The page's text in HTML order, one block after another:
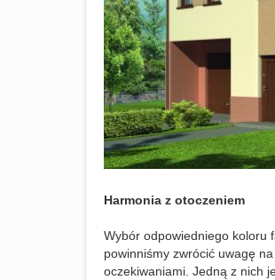
Harmonia z otoczeniem
Wybór odpowiedniego koloru
powinniśmy zwrócić uwagę
oczekiwaniami. Jedną z nich